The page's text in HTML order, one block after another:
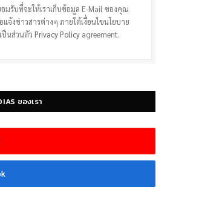
มรับที่จะให้เราเก็บข้อมูล E-Mail ของคุณ
อแจ้งข่าวสารต่างๆ ภายใต้เงื่อนไขนโยบาย
ป็นส่วนตัว Privacy Policy agreement.
ของเรา